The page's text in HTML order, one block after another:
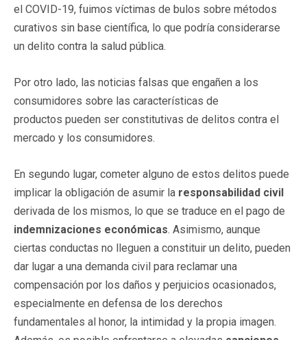
el COVID-19, fuimos víctimas de bulos sobre métodos
curativos sin base científica, lo que podría considerarse
un delito contra la salud pública.
Por otro lado, las noticias falsas que engañen a los
consumidores sobre las características de
productos pueden ser constitutivas de delitos contra el
mercado y los consumidores.
En segundo lugar, cometer alguno de estos delitos puede
implicar la obligación de asumir la responsabilidad civil
derivada de los mismos, lo que se traduce en el pago de
indemnizaciones económicas. Asimismo, aunque
ciertas conductas no lleguen a constituir un delito, pueden
dar lugar a una demanda civil para reclamar una
compensación por los daños y perjuicios ocasionados,
especialmente en defensa de los derechos
fundamentales al honor, la intimidad y la propia imagen.